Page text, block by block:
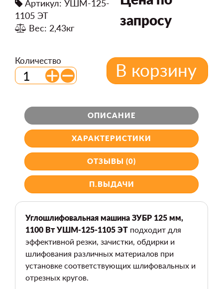
Артикул: УШМ-125-
1105 ЭТ
Вес: 2,43кг
запросу
Количество В корзину
ОПИСАНИЕ
ХАРАКТЕРИСТИКИ
ОТЗЫВЫ (0)
П.ВЫДАЧИ
Углошлифовальная машина ЗУБР 125 мм,
1100 Вт УШМ-125-1105 ЭТ подходит для
эффективной резки, зачистки, обдирки и
шлифования различных материалов при
установке соответствующих шлифовальных и
отрезных кругов.